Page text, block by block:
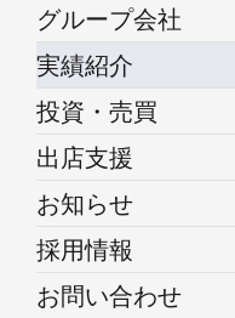
グループ会社
実績紹介
投資・売買
出店支援
お知らせ
採用情報
お問い合わせ